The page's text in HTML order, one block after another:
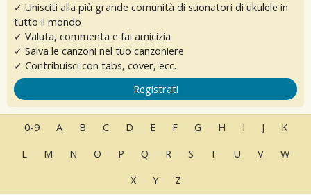
✓ Unisciti alla più grande comunità di suonatori di ukulele in
tutto il mondo
✓ Valuta, commenta e fai amicizia
✓ Salva le canzoni nel tuo canzoniere
✓ Contribuisci con tabs, cover, ecc.
Registrati
0-9 A B C D E F G H I J
K
L
M N O P Q R S T U V
W
X
Y Z